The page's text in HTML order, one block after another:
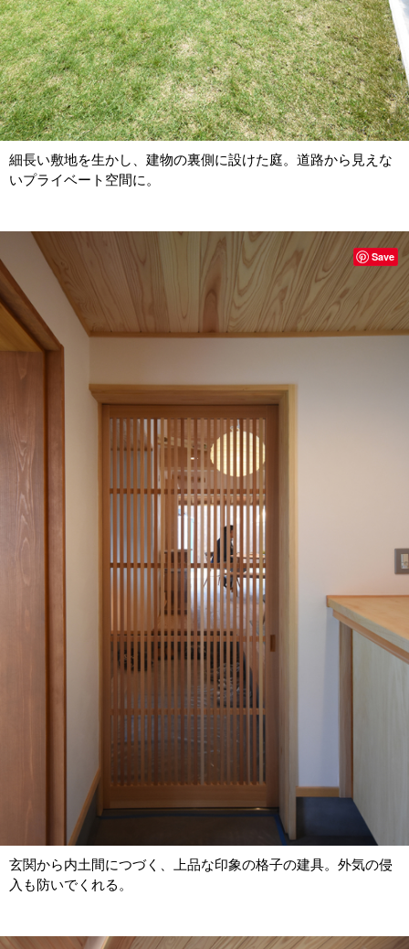
細長い敷地を生かし、建物の裏側に設けた庭。道路から見えな
いプライベート空間に。
玄関から内土間につづく、上品な印象の格子の建具。外気の侵
入も防いでくれる。
Save